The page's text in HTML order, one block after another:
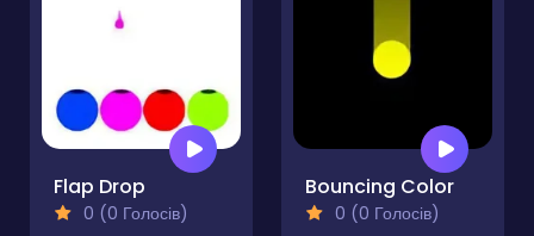
Flap Drop
0 (0 Голосів)
Bouncing Color
0 (0 Голосів)